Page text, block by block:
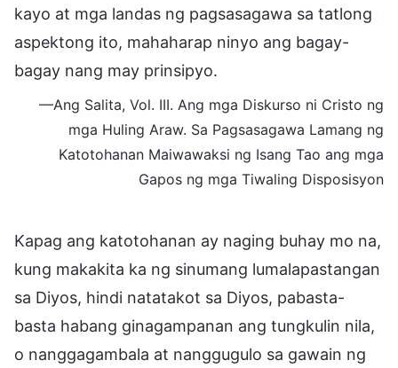
kayo at mga landas ng pagsasagawa sa tatlong
aspektong ito, mahaharap ninyo ang bagay-
bagay nang may prinsipyo.
—Ang Salita, Vol. III. Ang mga Diskurso ni Cristo ng
mga Huling Araw. Sa Pagsasagawa Lamang ng
Katotohanan Maiwawaksi ng Isang Tao ang mga
Gapos ng mga Tiwaling Disposisyon
Kapag ang katotohanan ay naging buhay mo na,
kung makakita ka ng sinumang lumalapastangan
sa Diyos, hindi natatakot sa Diyos, pabasta-
basta habang ginagampanan ang tungkulin nila,
o nanggagambala at nanggugulo sa gawain ng